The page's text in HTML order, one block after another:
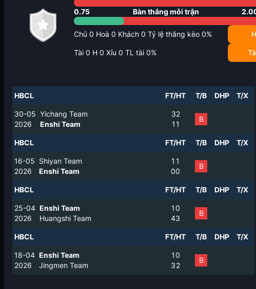
0.75 Bàn thắng mỗi trận
Chủ 0 Hoà 0 Khách 0 Tỷ lệ thắng kèo 0%
Tài 0 H 0 Xỉu 0 TL tài 0%
HBCL FT/HT T/B DHP T/X
30-05
2026
Yichang Team
Enshi Team
3
1
2
1
B
HBCL FT/HT T/B DHP T/X
16-05
2026
Shiyan Team
Enshi Team
1
0
1
0
B
HBCL FT/HT T/B DHP T/X
25-04
2026
Enshi Team
Huangshi Team
1
4
0
3
B
HBCL FT/HT T/B DHP T/X
18-04
2026
Enshi Team
Jingmen Team
1
3
0
2
B